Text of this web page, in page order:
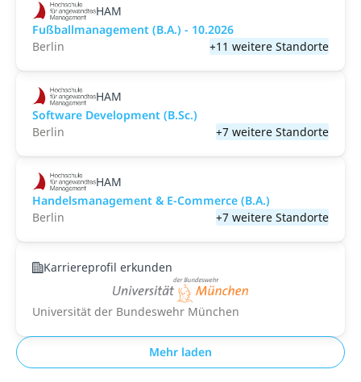
HAM
Fußballmanagement (B.A.) - 10.2026
Berlin
+11 weitere Standorte
HAM
Software Development (B.Sc.)
Berlin
+7 weitere Standorte
HAM
Handelsmanagement & E-Commerce (B.A.)
Berlin
+7 weitere Standorte
Karriereprofil erkunden
Universität der Bundeswehr München
Mehr laden